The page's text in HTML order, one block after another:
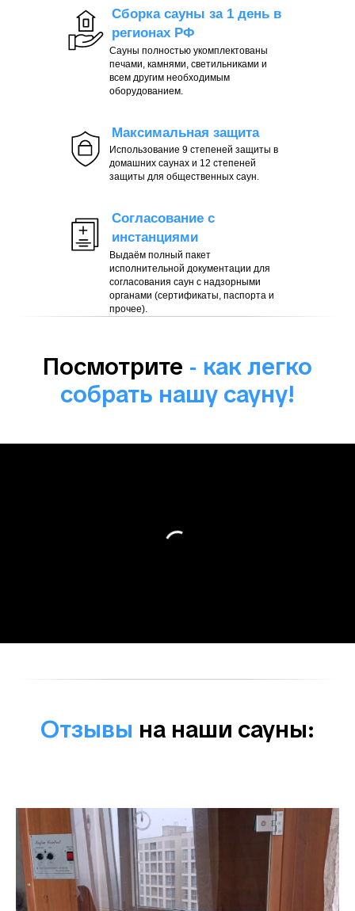
Сауны полностью укомплектованы
печами, камнями, светильниками и
всем другим необходимым
оборудованием.
Сборка сауны за 1 день в
регионах РФ
Выдаём полный пакет
исполнительной документации для
согласования саун с надзорными
органами (сертификаты, паспорта и
прочее).
Согласование с
инстанциями
Использование 9 степеней защиты в
домашних саунах и 12 степеней
защиты для общественных саун.
Максимальная защита
Посмотрите - как легко
собрать нашу сауну!
Отзывы на наши сауны: